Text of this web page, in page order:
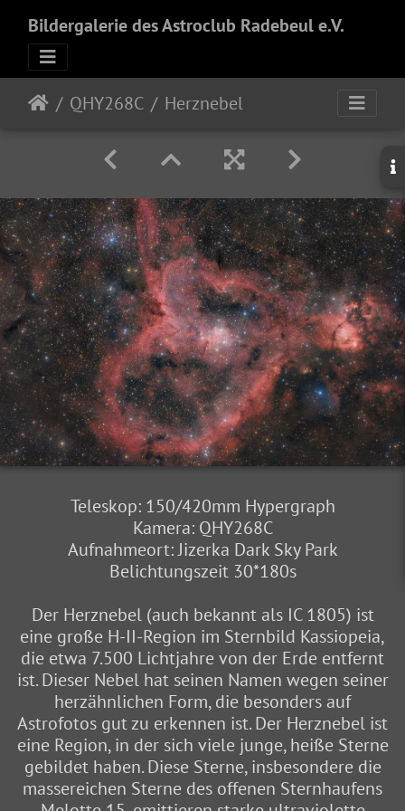
Bildergalerie des Astroclub Radebeul e.V.
QHY268C Herznebel
Teleskop: 150/420mm Hypergraph
Kamera: QHY268C
Aufnahmeort: Jizerka Dark Sky Park
Belichtungszeit 30*180s
Der Herznebel (auch bekannt als IC 1805) ist
eine große H-II-Region im Sternbild Kassiopeia,
die etwa 7.500 Lichtjahre von der Erde entfernt
ist. Dieser Nebel hat seinen Namen wegen seiner
herzähnlichen Form, die besonders auf
Astrofotos gut zu erkennen ist. Der Herznebel ist
eine Region, in der sich viele junge, heiße Sterne
gebildet haben. Diese Sterne, insbesondere die
massereichen Sterne des offenen Sternhaufens